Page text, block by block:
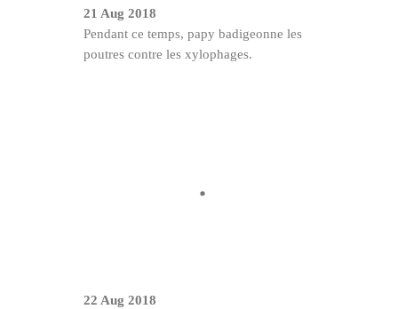
21 Aug 2018
Pendant ce temps, papy badigeonne les
poutres contre les xylophages.
22 Aug 2018